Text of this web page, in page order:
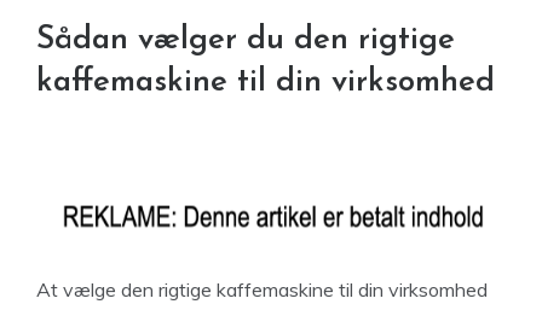
Sådan vælger du den rigtige
kaffemaskine til din virksomhed
At vælge den rigtige kaffemaskine til din virksomhed